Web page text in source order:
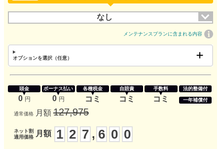
なし
メンテナンスプランに含まれる内容
オプションを選択（任意）
頭金
0 円
ボーナス払い
0 円
各種税金
コミ
自賠責
コミ
手数料
コミ
法的整備付
一年補償付
通常価格 月額 127,975
ネット割
適用価格
月額 1 2 7 , 6 0 0